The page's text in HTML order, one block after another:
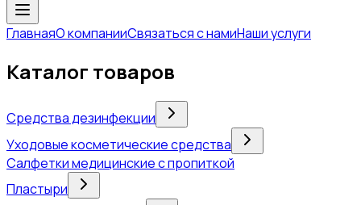
ГлавнаяО компанииСвязаться с намиНаши услуги
Каталог товаров
Средства дезинфекции
Уходовые косметические средства
Салфетки медицинские с пропиткой
Пластыри